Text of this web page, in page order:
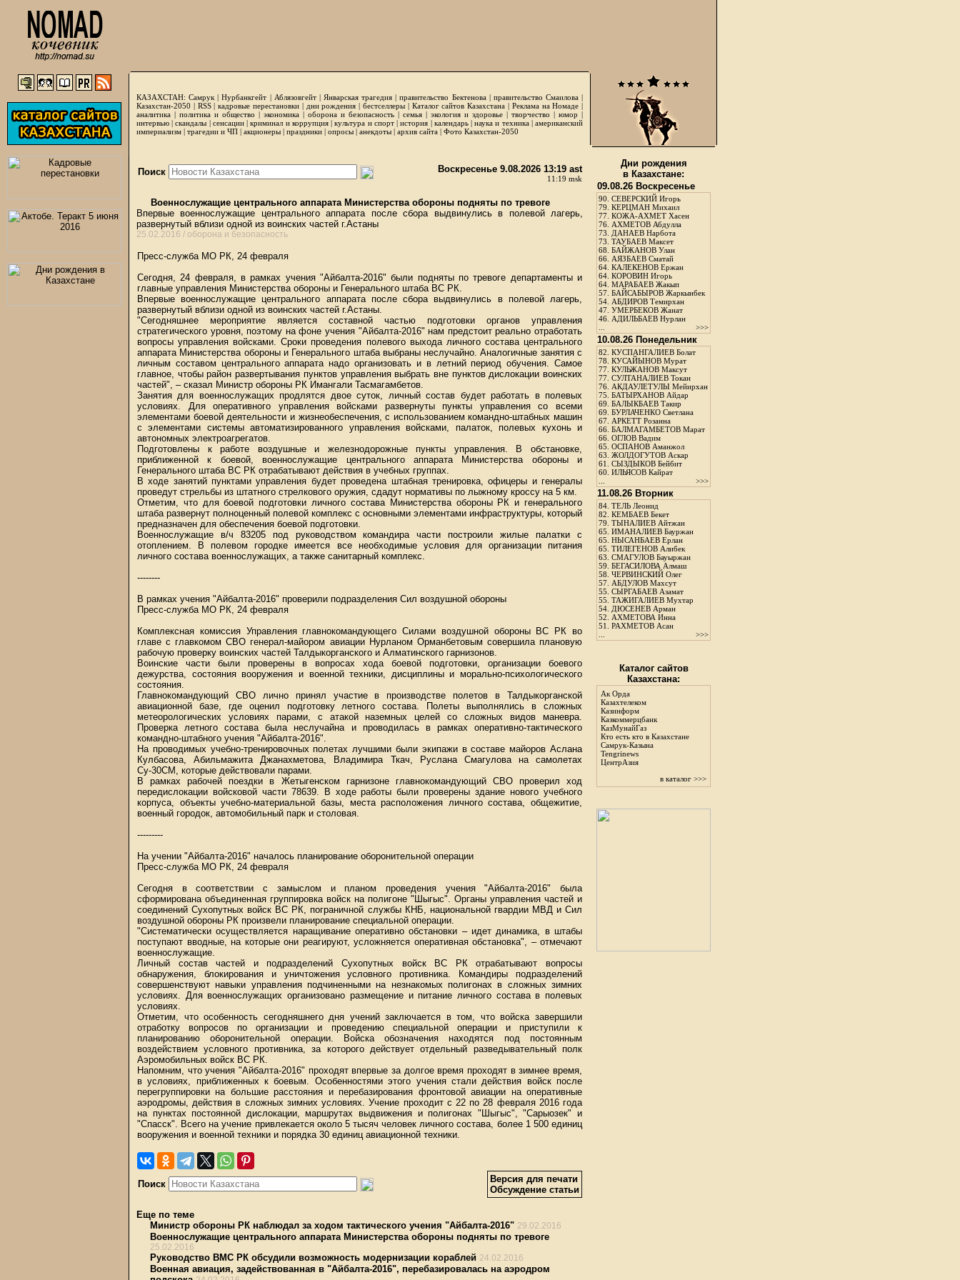
КАЗАХСТАН: Самрук |Нурбанкгейт | Аблязовгейт| Январская трагедия |правительство Бектенова| правительство Смаилова|
Казахстан-2050 | RSS|кадровые перестановки| дни рождения | бестселлеры| Каталог сайтов Казахстана | Реклама на Номаде |
аналитика | политика и общество | экономика | оборона и безопасность | семья | экология и здоровье | творчество | юмор |
интервью |скандалы | сенсации|криминал и коррупция|культура и спорт|история | календарь|наука и техника|американский
империализм | трагедии и ЧП | акционеры | праздники | опросы | анекдоты | архив сайта | Фото Казахстан-2050
Поиск Воскресенье 9.08.2026 13:19 ast
11:19 msk
Военнослужащие центрального аппарата Министерства обороны подняты по тревоге
Впервые военнослужащие центрального аппарата после сбора выдвинулись в полевой лагерь,
развернутый вблизи одной из воинских частей г.Астаны
25.02.2016 / оборона и безопасность
Пресс-служба МО РК, 24 февраля
Сегодня, 24 февраля, в рамках учения "Айбалта-2016" были подняты по тревоге департаменты и
главные управления Министерства обороны и Генерального штаба ВС РК.
Впервые военнослужащие центрального аппарата после сбора выдвинулись в полевой лагерь,
развернутый вблизи одной из воинских частей г.Астаны.
"Сегодняшнее мероприятие является составной частью подготовки органов управления
стратегического уровня, поэтому на фоне учения "Айбалта-2016" нам предстоит реально отработать
вопросы управления войсками. Сроки проведения полевого выхода личного состава центрального
аппарата Министерства обороны и Генерального штаба выбраны неслучайно. Аналогичные занятия с
личным составом центрального аппарата надо организовать и в летний период обучения. Самое
главное, чтобы район развертывания пунктов управления выбрать вне пунктов дислокации воинских
частей", – сказал Министр обороны РК Имангали Тасмагамбетов.
Занятия для военнослужащих продлятся двое суток, личный состав будет работать в полевых
условиях. Для оперативного управления войсками развернуты пункты управления со всеми
элементами боевой деятельности и жизнеобеспечения, с использованием командно-штабных машин
с элементами системы автоматизированного управления войсками, палаток, полевых кухонь и
автономных электроагрегатов.
Подготовлены к работе воздушные и железнодорожные пункты управления. В обстановке,
приближенной к боевой, военнослужащие центрального аппарата Министерства обороны и
Генерального штаба ВС РК отрабатывают действия в учебных группах.
В ходе занятий пунктами управления будет проведена штабная тренировка, офицеры и генералы
проведут стрельбы из штатного стрелкового оружия, сдадут нормативы по лыжному кроссу на 5 км.
Отметим, что для боевой подготовки личного состава Министерства обороны РК и генерального
штаба развернут полноценный полевой комплекс с основными элементами инфраструктуры, который
предназначен для обеспечения боевой подготовки.
Военнослужащие в/ч 83205 под руководством командира части построили жилые палатки с
отоплением. В полевом городке имеется все необходимые условия для организации питания
личного состава военнослужащих, а также санитарный комплекс.
--------
В рамках учения "Айбалта-2016" проверили подразделения Сил воздушной обороны
Пресс-служба МО РК, 24 февраля
Комплексная комиссия Управления главнокомандующего Силами воздушной обороны ВС РК во
главе с главкомом СВО генерал-майором авиации Нурланом Орманбетовым совершила плановую
рабочую проверку воинских частей Талдыкорганского и Алматинского гарнизонов.
Воинские части были проверены в вопросах хода боевой подготовки, организации боевого
дежурства, состояния вооружения и военной техники, дисциплины и морально-психологического
состояния.
Главнокомандующий СВО лично принял участие в производстве полетов в Талдыкорганской
авиационной базе, где оценил подготовку летного состава. Полеты выполнялись в сложных
метеорологических условиях парами, с атакой наземных целей со сложных видов маневра.
Проверка летного состава была неслучайна и проводилась в рамках оперативно-тактического
командно-штабного учения "Айбалта-2016".
На проводимых учебно-тренировочных полетах лучшими были экипажи в составе майоров Аслана
Кулбасова, Абильмажита Джанахметова, Владимира Ткач, Руслана Смагулова на самолетах
Су-30СМ, которые действовали парами.
В рамках рабочей поездки в Жетыгенском гарнизоне главнокомандующий СВО проверил ход
передислокации войсковой части 78639. В ходе работы были проверены здание нового учебного
корпуса, объекты учебно-материальной базы, места расположения личного состава, общежитие,
военный городок, автомобильный парк и столовая.
---------
На учении "Айбалта-2016" началось планирование оборонительной операции
Пресс-служба МО РК, 24 февраля
Сегодня в соответствии с замыслом и планом проведения учения "Айбалта-2016" была
сформирована объединенная группировка войск на полигоне "Шыгыс". Органы управления частей и
соединений Сухопутных войск ВС РК, пограничной службы КНБ, национальной гвардии МВД и Сил
воздушной обороны РК произвели планирование специальной операции.
"Систематически осуществляется наращивание оперативно обстановки – идет динамика, в штабы
поступают вводные, на которые они реагируют, усложняется оперативная обстановка", – отмечают
военнослужащие.
Личный состав частей и подразделений Сухопутных войск ВС РК отрабатывают вопросы
обнаружения, блокирования и уничтожения условного противника. Командиры подразделений
совершенствуют навыки управления подчиненными на незнакомых полигонах в сложных зимних
условиях. Для военнослужащих организовано размещение и питание личного состава в полевых
условиях.
Отметим, что особенность сегодняшнего дня учений заключается в том, что войска завершили
отработку вопросов по организации и проведению специальной операции и приступили к
планированию оборонительной операции. Войска обозначения находятся под постоянным
воздействием условного противника, за которого действует отдельный разведывательный полк
Аэромобильных войск ВС РК.
Напомним, что учения "Айбалта-2016" проходят впервые за долгое время проходят в зимнее время,
в условиях, приближенных к боевым. Особенностями этого учения стали действия войск после
перегруппировки на большие расстояния и перебазирования фронтовой авиации на оперативные
аэродромы, действия в сложных зимних условиях. Учение проходит с 22 по 28 февраля 2016 года
на пунктах постоянной дислокации, маршрутах выдвижения и полигонах "Шыгыс", "Сарыозек" и
"Спасск". Всего на учение привлекается около 5 тысяч человек личного состава, более 1 500 единиц
вооружения и военной техники и порядка 30 единиц авиационной техники.
Поиск
Версия для печати
Обсуждение статьи
Еще по теме
Министр обороны РК наблюдал за ходом тактического учения "Айбалта-2016" 29.02.2016
Военнослужащие центрального аппарата Министерства обороны подняты по тревоге
25.02.2016
Руководство ВМС РК обсудили возможность модернизации кораблей 24.02.2016
Военная авиация, задействованная в "Айбалта-2016", перебазировалась на аэродром
Дни рождения
в Казахстане:
09.08.26 Воскресенье
90. СЕВЕРСКИЙ Игорь
79. КЕРЦМАН Михаил
77. КОЖА-АХМЕТ Хасен
76. АХМЕТОВ Абдулла
73. ДАНАЕВ Нарбота
73. ТАУБАЕВ Максет
68. БАЙЖАНОВ Улан
66. АЯЗБАЕВ Сматай
64. КАЛЕКЕНОВ Ержан
64. КОРОВИН Игорь
64. МАРАБАЕВ Жакып
57. БАЙСАБЫРОВ Жаркынбек
54. АБДИРОВ Темирхан
47. УМЕРБЕКОВ Жанат
46. АДИЛЬБАЕВ Нурлан
>>>
10.08.26 Понедельник
82. КУСПАНГАЛИЕВ Болат
78. КУСАЙЫНОВ Мурат
77. КУЛЬЖАНОВ Максут
77. СУЛТАНАЛИЕВ Токан
76. АКДАУЛЕТУЛЫ Мейирхан
75. БАТЫРХАНОВ Айдар
69. БАЛЫКБАЕВ Такир
69. БУРЛАЧЕНКО Светлана
67. АРКЕТТ Розанна
66. БАЛМАГАМБЕТОВ Марат
66. ОГЛОВ Вадим
65. ОСПАНОВ Аманжол
63. ЖОЛДОГУТОВ Аскар
61. СЫЗДЫКОВ Бейбит
60. ИЛЬЯСОВ Кайрат
>>>
11.08.26 Вторник
84. ТЕЛЬ Леонид
82. КЕМБАЕВ Бекет
79. ТЫНАЛИЕВ Айтжан
65. ИМАНАЛИЕВ Бауржан
65. НЫСАНБАЕВ Ерлан
65. ТИЛЕГЕНОВ Алибек
63. СМАГУЛОВ Бауыржан
59. БЕГАСИЛОВА Алмаш
58. ЧЕРВИНСКИЙ Олег
57. АБДУЛОВ Махсут
55. СЫРГАБАЕВ Азамат
55. ТАЖИГАЛИЕВ Мухтар
54. ДЮСЕНЕВ Арман
52. АХМЕТОВА Инна
51. РАХМЕТОВ Асан
>>>
Каталог сайтов
Казахстана:
Ак Орда
Казахтелеком
Казинформ
Казкоммерцбанк
КазМунайГаз
Кто есть кто в Казахстане
Самрук-Казына
Tengrinews
ЦентрАзия
в каталог >>>